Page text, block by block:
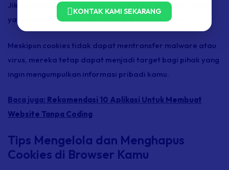
KONTAK KAMI SEKARANG
Jika cookies berisi informasi sensitif dan jatuh ke tangan
yang salah, data tersebut dapat disalahgunakan.
Meskipun cookies tidak dapat mentransfer malware atau
virus, mereka tetap dapat menjadi target bagi pihak yang
ingin mengumpulkan informasi pribadi kamu.
Baca juga: Rekomendasi 10 Aplikasi Untuk Membuat
Website Tanpa Coding
Tips Mengelola dan Menghapus
Cookies di Browser Kamu